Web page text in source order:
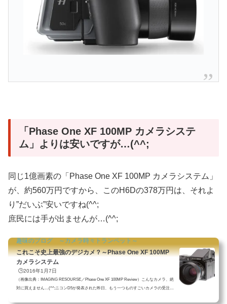
「Phase One XF 100MP カメラシステ
ム」よりは安いですが…(^^;
同じ1億画素の「Phase One XF 100MP カメラシステム」
が、約560万円ですから、このH6Dの378万円は、それよ
り”だいぶ”安いですね(^^;
庶民には手が出ませんが…(^^;
趣味のブログ ～カメラ時々トランペット～
これこそ史上最強のデジカメ？～Phase One XF 100MP
カメラシステム
🕒️2016年1月7日
（画像出典：IMAGING RESOURSE／Phase One XF 100MP Review）こんなカメラ、絶
対に買えません…(^^;ニコンD5が発表された昨日、もう一つものすごいカメラの受注開